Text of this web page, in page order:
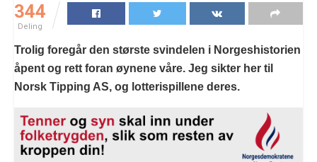
344
Deling
Trolig foregår den største svindelen i Norgeshistorien
åpent og rett foran øynene våre. Jeg sikter her til
Norsk Tipping AS, og lotterispillene deres.